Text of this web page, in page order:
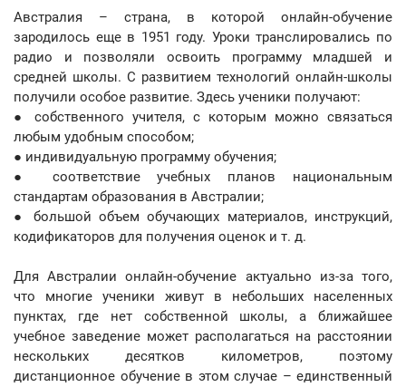
Австралия – страна, в которой онлайн-обучение
зародилось еще в 1951 году. Уроки транслировались по
радио и позволяли освоить программу младшей и
средней школы. С развитием технологий онлайн-школы
получили особое развитие. Здесь ученики получают:
● собственного учителя, с которым можно связаться
любым удобным способом;
● индивидуальную программу обучения;
● соответствие учебных планов национальным
стандартам образования в Австралии;
● большой объем обучающих материалов, инструкций,
кодификаторов для получения оценок и т. д.
Для Австралии онлайн-обучение актуально из-за того,
что многие ученики живут в небольших населенных
пунктах, где нет собственной школы, а ближайшее
учебное заведение может располагаться на расстоянии
нескольких десятков километров, поэтому
дистанционное обучение в этом случае – единственный